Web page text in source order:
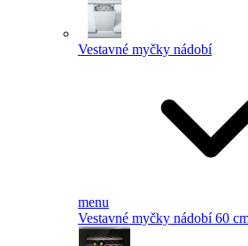
Vestavné myčky nádobí
menu
Vestavné myčky nádobí 60